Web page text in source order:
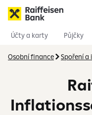
Účty a karty Půjčky
Osobní finance
Spoření a